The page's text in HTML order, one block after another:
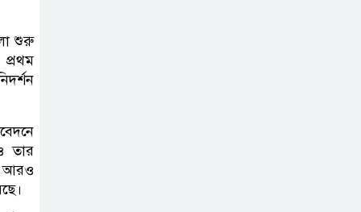
শুরু
তার
আরও